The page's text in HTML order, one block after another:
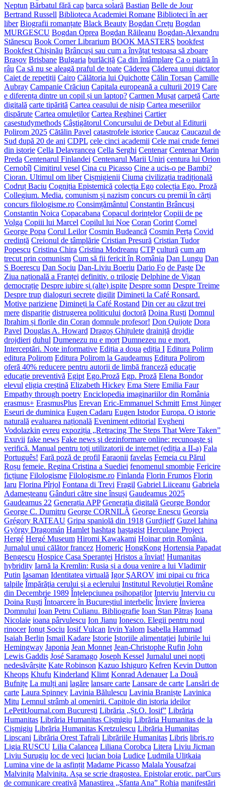
Neptun Bărbatul fără cap barca solară Bastian Belle de Jour
Bertrand Russell Biblioteca Academiei Romane Biblioteci în aer
liber Biografii romanțate Black Beauty Bogdan Crețu Bogdan
MURGESCU Bogdan Oprea Bogdan Răileanu Bogdan-Alexandru
Stănescu Book Corner Librarium BOOK MASTERS bookfest
Bookfest Chișinău Brâncuși sau cum a învățat țestoasa să zboare
Brașov Brisbane Bulgaria burlăciță Ca din întâmplare Ca o piatră în
râu Ca să nu se aleagă praful de toate Căderea Căderea unui dictator
Caiet de repetiții Cairo Călătoria lui Quichotte Călin Torsan Camille
Aubray Campanie Crăciun Capitala europeană a culturii 2019 Care
e diferența dintre un copil și un laptop? Carmen Mușat carpetă Carte
digitală carte tipărită Cartea ceasului de nisip Cartea meseriilor
dispărute Cartea omuleților Cartea Reghinei Cartier
casestudymethods Câştigătorul Concursului de Debut al Editurii
Polirom 2025 Cătălin Pavel catastrofele istorice Caucaz Caucazul de
Sud după 20 de ani CDPL cele cinci academii Cele mai crude femei
din istorie Cella Delavrancea Cella Serghi Centenar Centenar Marin
Preda Centenarul Finlandei Centenarul Marii Uniri centura lui Orion
Cernobîl Cimitirul vesel Cina cu Picasso Cine a ucis-o pe Bambi?
Cioran. Ultimul om liber Cișmigienii Ciuma civilizația tradițională
Codruț Baciu Cogniția Epistemică colecția Ego colecția Ego. Proză
Collegium. Media. comunism și nazism concurs cu premii în cărți
concurs filologisme.ro Consimțământul Constantin Brâncuși
Constantin Noica Copacabana Copacul dorințelor Copiii de pe
Volga Copiii lui Marcel Copilul lui Noe Coran Corint Cornel
George Popa Corul Leilor Cosmin Budeancă Cosmin Perța Covid
credință Creionul de tâmplărie Cristian Presură Cristian Tudor
Popescu Cristina Chira Cristina Modreanu CTP cultură cum am
trecut prin comunism Cum să fii fericit în România Dan Lungu Dan
S Boerescu Dan Sociu Dan-Liviu Boeriu Dario Fo de Paște De
Ziua națională a Franței definitiv. o trilogie Delphine de Vigan
democrație Despre iubire și (alte) ispite Despre somn Despre Treime
Despre trup dialoguri secrete digilit Dimineți la Café Ronsard.
Motive pariziene Dimineți la Café Rostand Din cer au căzut trei
mere dispariție distrugerea politicului doctoră Doina Ruști Domnul
Ibrahim și florile din Coran domnule profesor! Don Quijote Dora
Pavel Douglas A. Howard Dragoș Ghițulete drainiță drojdie
drojdieri duhul Dumenezu nu e mort Dumnezeu nu e mort.
Interceptări. Note informative Ediția a doua ediția I Editura Polirm
editura Polirom Editura Polirom la Gaudeamus Editura Polirom
oferă 40% reducere pentru autorii de limbă franceză educație
educație preventivă Egipt Ego.Proză Egp. Proză Elena Bondor
elevul eligia creștină Elizabeth Hickey Ema Stere Emilia Faur
Empathy through poetry Enciclopedia imaginariilor din România
erasmus+ ErasmusPlus Erevan Eric-Emmanuel Schmitt Ernst Jünger
Eseuri de duminica Eugen Cadaru Eugen Istodor Europa. O istorie
naturală evaluarea națională Eveniment editorial Evgheni
Vodolazkin evreu expoziția „Retracing The Steps That Were Taken”
Exuvii fake news Fake news şi dezinformare online: recunoaşte şi
verifică. Manual pentru toți utilizatorii de internet (ediția a II-a) Fala
Português! Fară poză de profil Faraonii favelas Femeia cu Părul
Roșu femeie. Regina Cristina a Suediei fenomenul smombie Fericire
ficțiune Filologisme Filologisme.ro Finlanda Florin Frumos Florin
Iaru Florina Pîrjol Fontana di Trevi Fragil Gabriel Liiceanu Gabriela
Adameșteanu Gânduri către sine însuși Gaudeamus 2025
Gaudeamus 22 Generația APP Generația digitală George Bondor
George C. Dumitru George CORNILĂ George Enescu Georgia
Grégory RATEAU Gripa spaniolă din 1918 Gurdjieff Guzel Iahina
György Dragomán Hamlet hashtag haștagist Herculane Project
Hergé Hergé Museum Hiromi Kawakami Hoinar prin România.
Jurnalul unui călător francez Homeric HongKong Hortensia Papadat
Bengescu Hospice Casa Speranței Hristos a înviat! Humanitas
hybridity Iarnă la Kremlin: Rusia și a doua venire a lui Vladimir
Putin Iasaman Identitatea virtuală Igor ŞAROV imi pipai cu frica
talpile Împărăţia cerului şi a eclerului Institutul Revoluției Române
din Decembrie 1989 Înțelepciunea psihopaților Interviu Interviu cu
Doina Ruști Întoarcere în Bucureștiul interbelic Înviere Învierea
Domnului Ioan Petru Culianu. Bibliografie Ioan Stan Pătraș Ioana
Nicolaie ioana pârvulescu Ion Jianu Ionesco. Elegii pentru noul
rinocer Ionuț Sociu Iosif Vulcan Irvin Yalom Isabella Hammad
Isaiah Berlin Ismail Kadare Istorie Istoriile alimentației Iubirile lui
Hemingway Japonia Jean Monnet Jean-Christophe Rufin John
Lewis Gaddis José Saramago Joseph Kessel Jurnalul unei nopți
nedesăvârșite Kate Robinson Kazuo Ishiguro Kefren Kevin Dutton
Kheops Khufu Kinderland Klimt Konrad Adenauer La Două
Bufnițe La mulți ani lagăre lansare carte Lansare de carte Lansări de
carte Laura Spinney Lavinia Bălulescu Lavinia Braniște Lavinica
Mitu Lemnul strâmb al omenirii. Capitole din istoria ideilor
LePetitJournal.com București Librăria „Șt.O. Iosif” Librăria
Humanitas Librăria Humanitas Cișmigiu Librăria Humanitas de la
Cişmigiu Librăria Humanitas Kretzulescu Librăria Humanitas
Lipscani Librăria Orest Tafrali Librăriile Humanitas Libris libris.ro
Ligia RUSCU Lilia Calancea Liliana Corobca Litera Liviu Jicman
Liviu Surugiu loc de veci lucian boia Ludice Ludmila Ulițkaia
Lumina vine de la asfințit Madame Picasso Malala Yousafzai
Malvinița Malvinița. Așa se scrie dragostea. Epistolar erotic. parCurs
de comunicare creativă Manastirea „Sfanta Ana” Rohia manifestări